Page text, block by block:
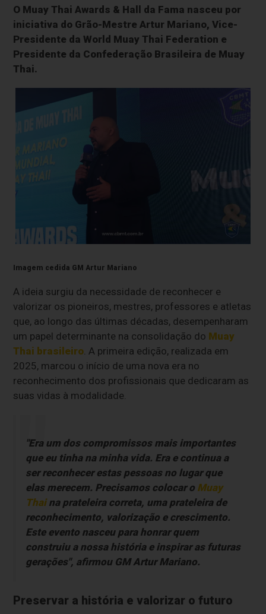
O Muay Thai Awards & Hall da Fama nasceu por
iniciativa do Grão-Mestre Artur Mariano, Vice-
Presidente da World Muay Thai Federation e
Presidente da Confederação Brasileira de Muay
Thai.
Imagem cedida GM Artur Mariano
A ideia surgiu da necessidade de reconhecer e
valorizar os pioneiros, mestres, professores e atletas
que, ao longo das últimas décadas, desempenharam
um papel determinante na consolidação do Muay
Thai brasileiro. A primeira edição, realizada em
2025, marcou o início de uma nova era no
reconhecimento dos profissionais que dedicaram as
suas vidas à modalidade.
"Era um dos compromissos mais importantes
que eu tinha na minha vida. Era e continua a
ser reconhecer estas pessoas no lugar que
elas merecem. Precisamos colocar o Muay
Thaina prateleira correta, uma prateleira de
reconhecimento, valorização e crescimento.
Este evento nasceu para honrar quem
construiu a nossa história e inspirar as futuras
gerações", afirmou GM Artur Mariano.
Preservar a história e valorizar o futuro